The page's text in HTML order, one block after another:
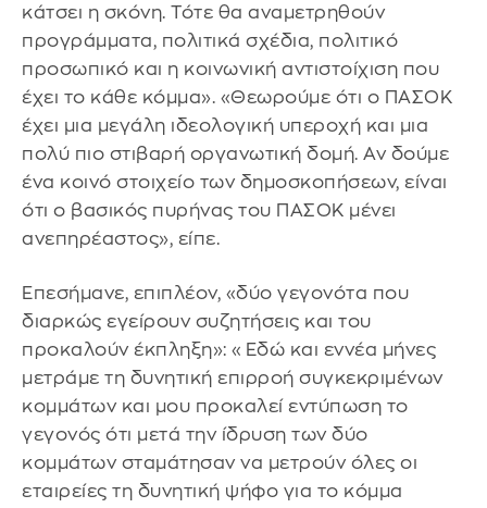
κάτσει η σκόνη. Τότε θα αναμετρηθούν
προγράμματα, πολιτικά σχέδια, πολιτικό
προσωπικό και η κοινωνική αντιστοίχιση που
έχει το κάθε κόμμα». «Θεωρούμε ότι ο ΠΑΣΟΚ
έχει μια μεγάλη ιδεολογική υπεροχή και μια
πολύ πιο στιβαρή οργανωτική δομή. Αν δούμε
ένα κοινό στοιχείο των δημοσκοπήσεων, είναι
ότι ο βασικός πυρήνας του ΠΑΣΟΚ μένει
ανεπηρέαστος», είπε.
Επεσήμανε, επιπλέον, «δύο γεγονότα που
διαρκώς εγείρουν συζητήσεις και του
προκαλούν έκπληξη»: «Εδώ και εννέα μήνες
μετράμε τη δυνητική επιρροή συγκεκριμένων
κομμάτων και μου προκαλεί εντύπωση το
γεγονός ότι μετά την ίδρυση των δύο
κομμάτων σταμάτησαν να μετρούν όλες οι
εταιρείες τη δυνητική ψήφο για το κόμμα